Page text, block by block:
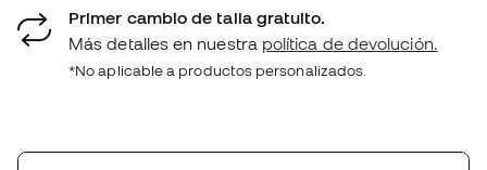
Primer cambio de talla gratuito.
Más detalles en nuestra política de devolución.
*No aplicable a productos personalizados.